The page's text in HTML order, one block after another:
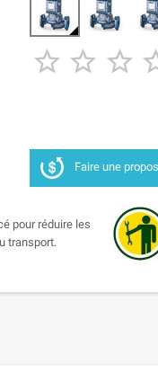
  
Faire une
pour réduire les
transport.